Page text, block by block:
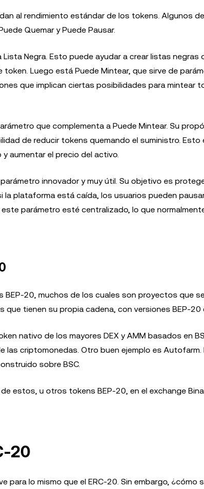
al rendimiento estándar de los tokens. Algunos
Quemar y Puede Pausar.
Negra. Esto puede ayudar a crear listas negras
Luego está Puede Mintear, que sirve de
que implican ciertas posibilidades para mintear
que complementa a Puede Mintear. Su
de reducir tokens quemando el suministro. Esto
aumentar el precio del activo.
innovador y muy útil. Su objetivo es
la plataforma está caída, los usuarios pueden
parámetro esté centralizado, lo que
BEP-20, muchos de los cuales son proyectos que
que tienen su propia cadena, con versiones BEP-
nativo de los mayores DEX y AMM basados en
las criptomonedas. Otro buen ejemplo es
sobre BSC.
estos, u otros tokens BEP-20, en el exchange
20
para lo mismo que el ERC-20. Sin embargo, ¿cómo